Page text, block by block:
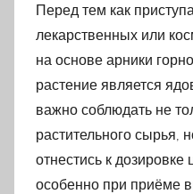
Перед тем как
лекарственных или
на основе арники
растение является
важно соблюдать не
растительного сырья,
отнестись к дозировке
особенно при приёме